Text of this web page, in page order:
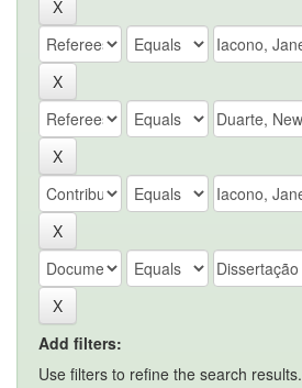
Add filters:
Use filters to refine the search results.